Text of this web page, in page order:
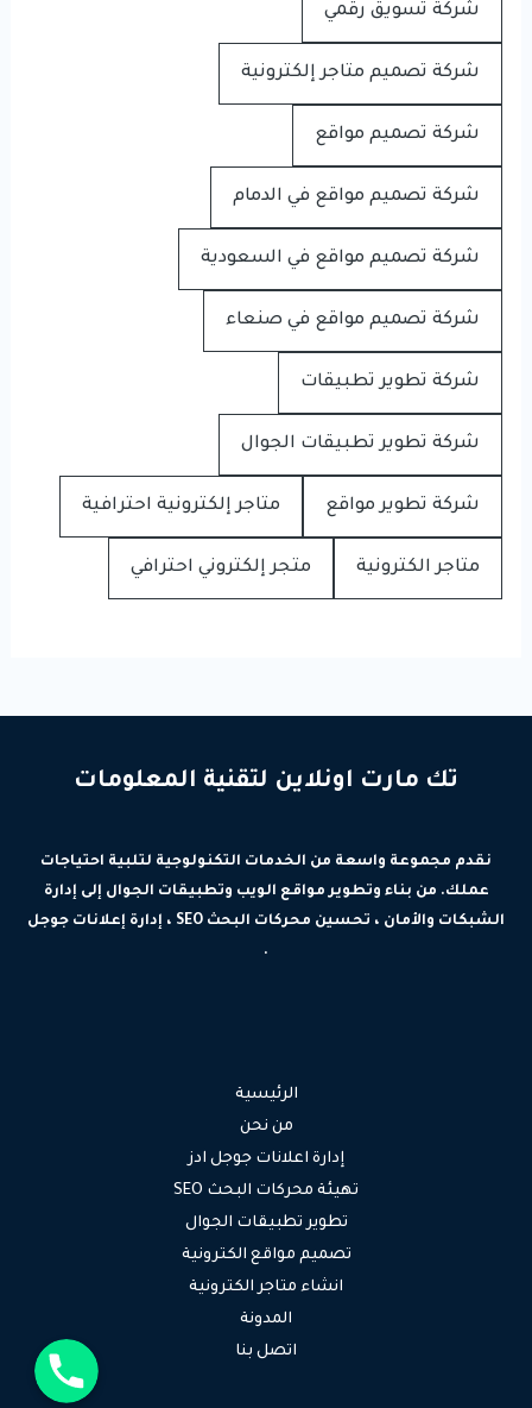
شركة تسويق رقمي
شركة تصميم متاجر إلكترونية
شركة تصميم مواقع
شركة تصميم مواقع في الدمام
شركة تصميم مواقع في السعودية
شركة تصميم مواقع في صنعاء
شركة تطوير تطبيقات
شركة تطوير تطبيقات الجوال
شركة تطوير مواقع متاجر إلكترونية احترافية
متاجر الكترونية متجر إلكتروني احترافي
تك مارت اونلاين لتقنية المعلومات
نقدم مجموعة واسعة من الخدمات التكنولوجية لتلبية احتياجات
عملك. من بناء وتطوير مواقع الويب وتطبيقات الجوال إلى إدارة
الشبكات والأمان ، تحسين محركات البحث SEO ، إدارة إعلانات جوجل
.
الرئيسية
من نحن
إدارة اعلانات جوجل ادز
تهيئة محركات البحث SEO
تطوير تطبيقات الجوال
تصميم مواقع الكترونية
انشاء متاجر الكترونية
المدونة
اتصل بنا
جوال